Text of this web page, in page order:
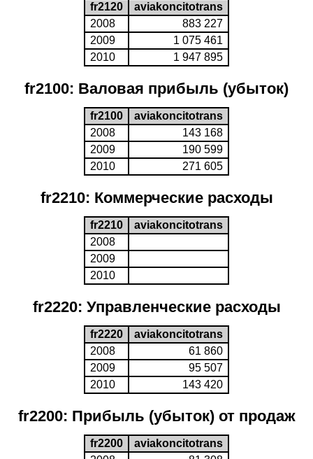
fr2120
aviakoncitotrans
2008
883 227
2009
1 075 461
2010
1 947 895
fr2100: Валовая прибыль (убыток)
fr2100
aviakoncitotrans
2008
143 168
2009
190 599
2010
271 605
fr2210: Коммерческие расходы
fr2210
aviakoncitotrans
2008
2009
2010
fr2220: Управленческие расходы
fr2220
aviakoncitotrans
2008
61 860
2009
95 507
2010
143 420
fr2200: Прибыль (убыток) от продаж
fr2200
aviakoncitotrans